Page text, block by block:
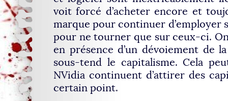
voit forcé d’acheter encore et
marque pour continuer d’employer
pour ne tourner que sur ceux-ci.
en présence d’un dévoiement de
sous-tend le capitalisme. Cela
NVidia continuent d’attirer des
certain point.